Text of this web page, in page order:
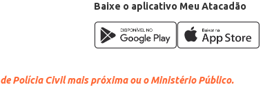
Baixe o aplicativo Meu Atacadão
Polícia Civil mais próxima ou o Ministério Público.